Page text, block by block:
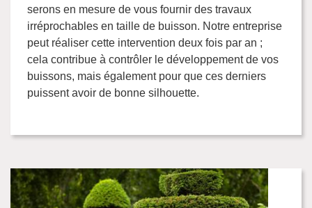
serons en mesure de vous fournir des travaux
irréprochables en taille de buisson. Notre entreprise
peut réaliser cette intervention deux fois par an ;
cela contribue à contrôler le développement de vos
buissons, mais également pour que ces derniers
puissent avoir de bonne silhouette.